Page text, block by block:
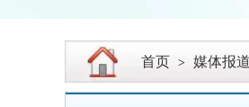
首页 > 媒体报道